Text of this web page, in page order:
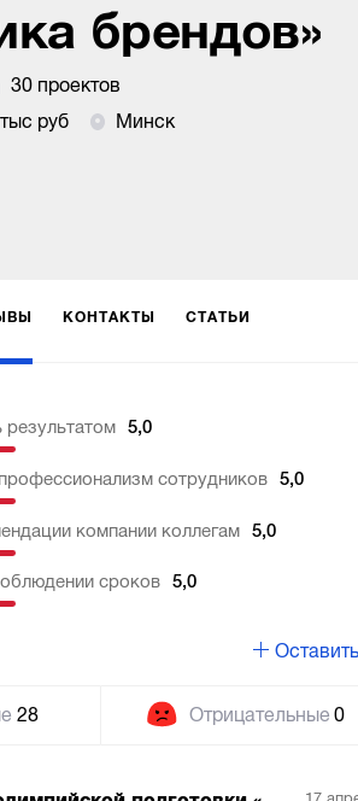
МАРКЕТПЛЕЙСАМИ
брендов»
30 проектов
руб
Минск
КОНТАКТЫ СТАТЬИ
результатом 5,0
сотрудников 5,0
компании коллегам 5,0
сроков 5,0
28 Отрицательные 0